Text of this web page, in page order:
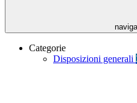
Categorie
Disposizioni generali